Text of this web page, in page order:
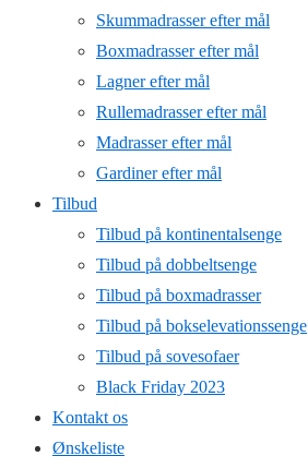
Skummadrasser efter mål
Boxmadrasser efter mål
Lagner efter mål
Rullemadrasser efter mål
Madrasser efter mål
Gardiner efter mål
Tilbud
Tilbud på kontinentalsenge
Tilbud på dobbeltsenge
Tilbud på boxmadrasser
Tilbud på bokselevationssenge
Tilbud på sovesofaer
Black Friday 2023
Kontakt os
Ønskeliste